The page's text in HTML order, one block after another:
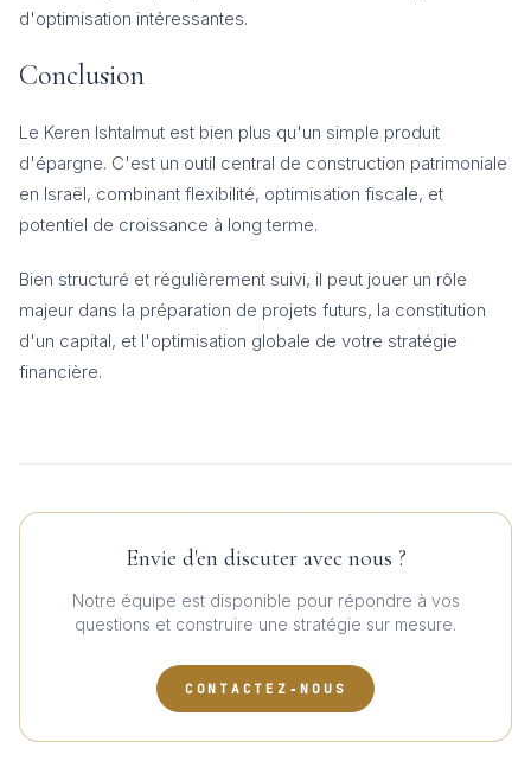
d'optimisation intéressantes.
Conclusion
Le Keren Ishtalmut est bien plus qu'un simple produit
d'épargne. C'est un outil central de construction patrimoniale
en Israël, combinant flexibilité, optimisation fiscale, et
potentiel de croissance à long terme.
Bien structuré et régulièrement suivi, il peut jouer un rôle
majeur dans la préparation de projets futurs, la constitution
d'un capital, et l'optimisation globale de votre stratégie
financière.
Envie d'en discuter avec nous ?
Notre équipe est disponible pour répondre à vos
questions et construire une stratégie sur mesure.
CONTACTEZ‑NOUS